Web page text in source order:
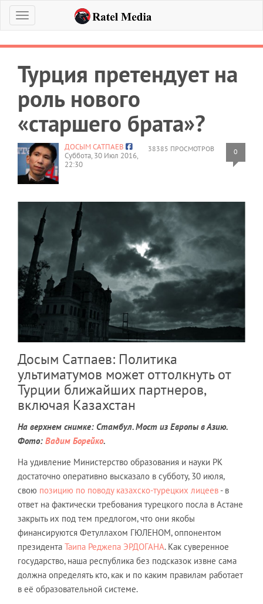
Меню
Турция претендует на
роль нового
«старшего брата»?
38385 ПРОСМОТРОВ 0
ДОСЫМ САТПАЕВ
Суббота, 30 Июл 2016,
22:30
Досым Сатпаев: Политика
ультиматумов может оттолкнуть от
Турции ближайших партнеров,
включая Казахстан
На верхнем снимке: Стамбул. Мост из Европы в Азию.
Фото: Вадим Борейко.
На удивление Министерство образования и науки РК
достаточно оперативно высказало в субботу, 30 июля,
свою позицию по поводу казахско-турецких лицеев - в
ответ на фактически требования турецкого посла в Астане
закрыть их под тем предлогом, что они якобы
финансируются Фетуллахом ГЮЛЕНОМ, оппонентом
президента Таипа Реджепа ЭРДОГАНА. Как суверенное
государство, наша республика без подсказок извне сама
должна определять кто, как и по каким правилам работает
в её образовательной системе.